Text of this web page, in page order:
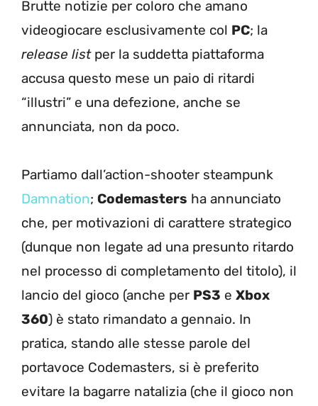
Brutte notizie per coloro che amano
videogiocare esclusivamente col PC; la
release listper la suddetta piattaforma
accusa questo mese un paio di ritardi
“illustri” e una defezione, anche se
annunciata, non da poco.
Partiamo dall’action-shooter steampunk
Damnation; Codemasters ha annunciato
che, per motivazioni di carattere strategico
(dunque non legate ad una presunto ritardo
nel processo di completamento del titolo), il
lancio del gioco (anche per PS3 e Xbox
360) è stato rimandato a gennaio. In
pratica, stando alle stesse parole del
portavoce Codemasters, si è preferito
evitare la bagarre natalizia (che il gioco non